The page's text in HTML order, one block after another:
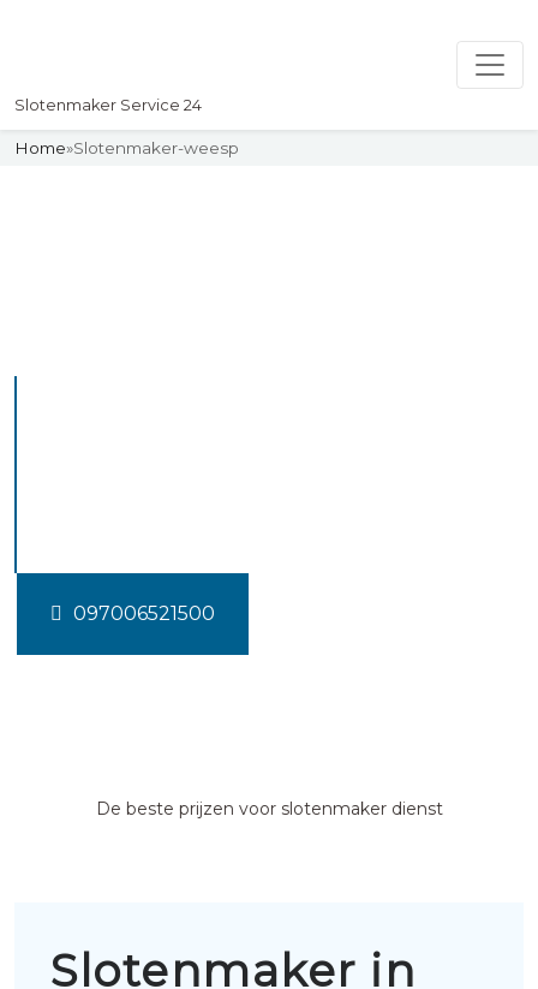
Slotenmaker Service 24
Home»Slotenmaker-weesp
097006521500
De beste prijzen voor slotenmaker dienst
Slotenmaker in